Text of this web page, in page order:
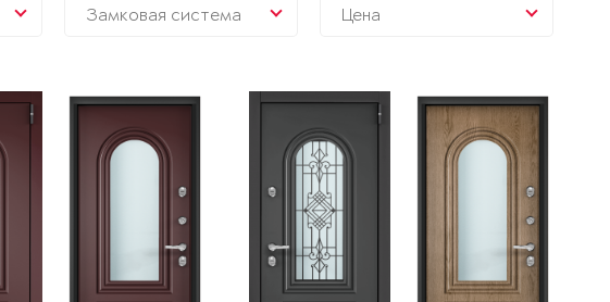
Замковая система Цена